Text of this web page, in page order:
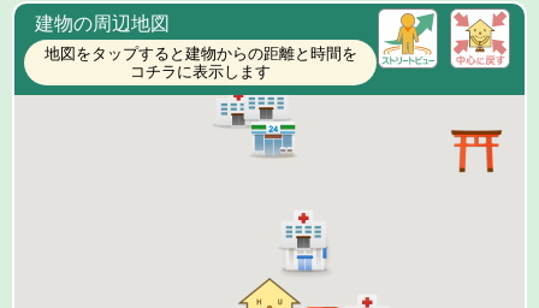
建物の周辺地図
地図をタップすると建物からの距離と時間を
コチラに表示します